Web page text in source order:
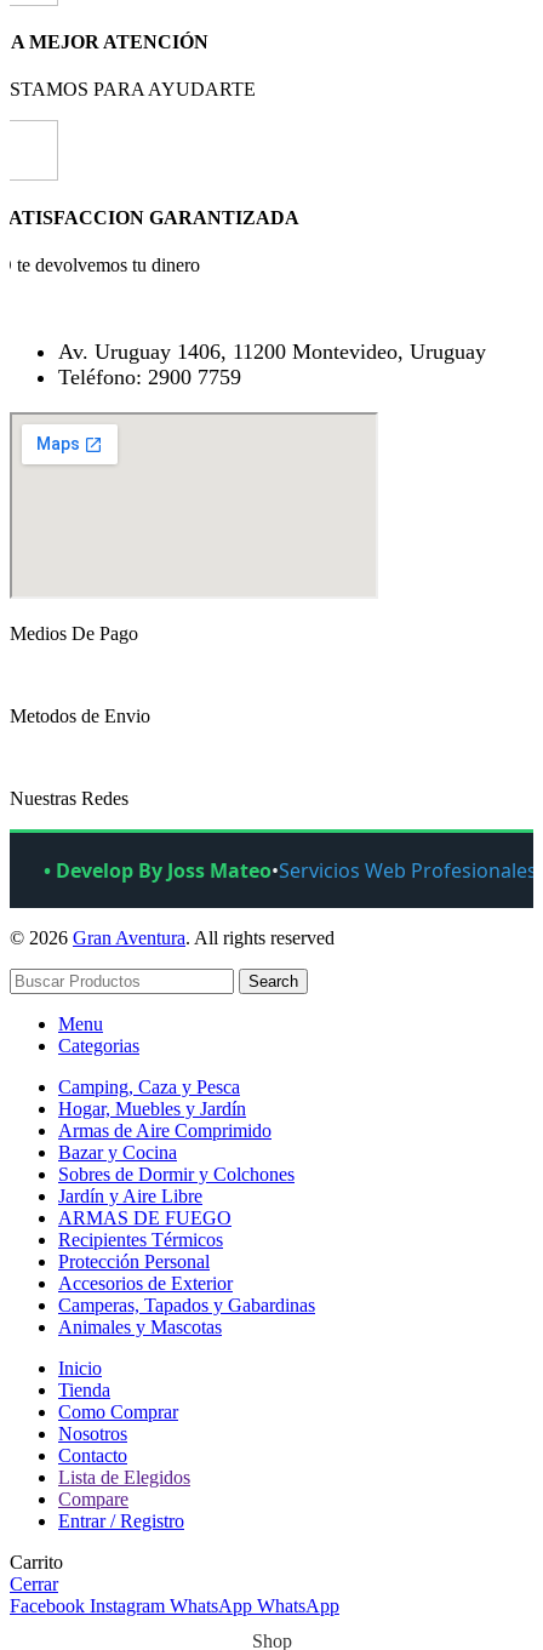
MEJOR ATENCIÓN
PARA AYUDARTE
GARANTIZADA
te devolvemos tu dinero
Av. Uruguay 1406, 11200 Montevideo, Uruguay
Teléfono: 2900 7759
Medios De Pago
Metodos de Envio
Nuestras Redes
• Develop By Joss Mateo•Servicios Web Profesionales
© 2026 Gran Aventura. All rights reserved
Search
Menu
Categorias
Camping, Caza y Pesca
Hogar, Muebles y Jardín
Armas de Aire Comprimido
Bazar y Cocina
Sobres de Dormir y Colchones
Jardín y Aire Libre
ARMAS DE FUEGO
Recipientes Térmicos
Protección Personal
Accesorios de Exterior
Camperas, Tapados y Gabardinas
Animales y Mascotas
Inicio
Tienda
Como Comprar
Nosotros
Contacto
Lista de Elegidos
Compare
Entrar / Registro
Carrito
Cerrar
Facebook Instagram WhatsApp WhatsApp
Shop